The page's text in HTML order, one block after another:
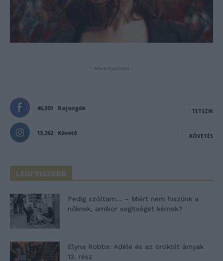
- Advertisement -
46,301 Rajongók TETSZIK
13,262 Követő KÖVETÉS
LEGFRISSEBB
Pedig szóltam… – Miért nem hiszünk a
nőknek, amikor segítséget kérnek?
Elyna Robbs: Adéle és az örökölt árnyak
13. rész